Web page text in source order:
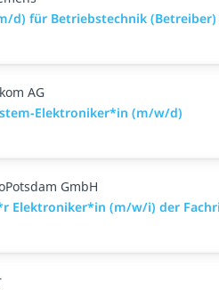
d) für Betriebstechnik (Betreiber)
AG
Elektroniker*in (m/w/d)
GmbH
Elektroniker*in (m/w/i) der